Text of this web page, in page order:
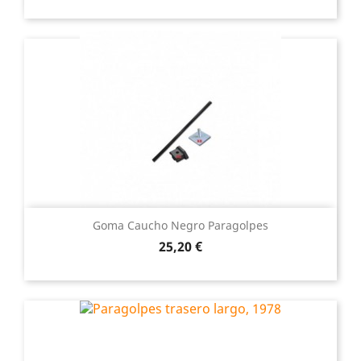
Goma Caucho Negro Paragolpes
Precio
25,20 €